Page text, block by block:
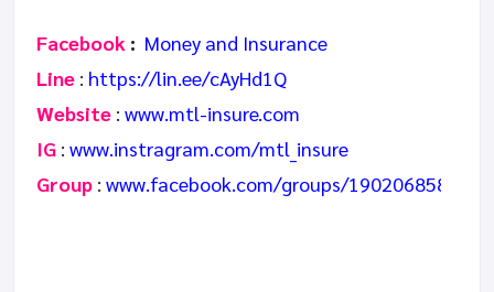
Facebook : Money and Insurance
Line : https://lin.ee/cAyHd1Q
Website : www.mtl-insure.com
IG : www.instragram.com/mtl_insure
Group : www.facebook.com/groups/